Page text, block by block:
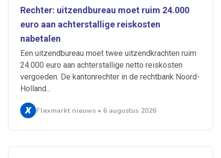
Rechter: uitzendbureau moet ruim 24.000
euro aan achterstallige reiskosten
nabetalen
Een uitzendbureau moet twee uitzendkrachten ruim
24.000 euro aan achterstallige netto reiskosten
vergoeden. De kantonrechter in de rechtbank Noord-
Holland...
Flexmarkt nieuws • 6 augustus 2026